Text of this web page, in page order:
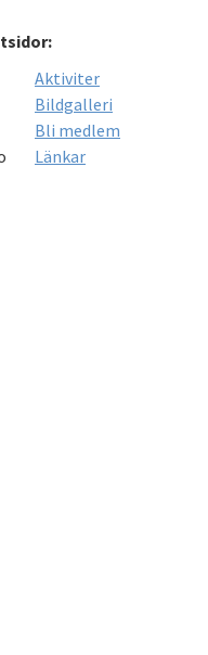
Aktiviter
Bildgalleri
Bli medlem
Länkar